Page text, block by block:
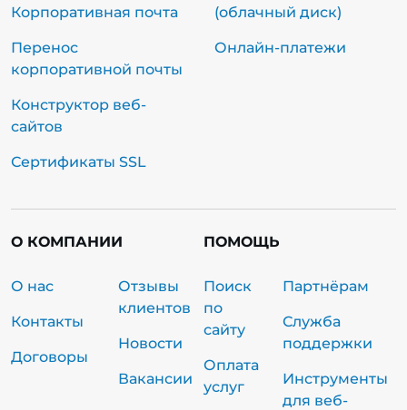
Корпоративная почта
Перенос
корпоративной почты
Конструктор веб-
сайтов
Сертификаты SSL
(облачный диск)
Онлайн-платежи
О КОМПАНИИ
О нас
Контакты
Договоры
Отзывы
клиентов
Новости
Вакансии
ПОМОЩЬ
Поиск
по
сайту
Оплата
услуг
Партнёрам
Служба
поддержки
Инструменты
для веб-